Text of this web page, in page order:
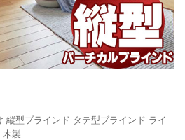
縦型ブラインド タテ型ブラインド ライ
木製